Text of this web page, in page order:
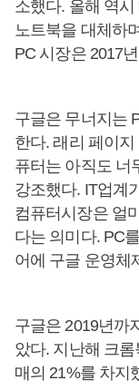
소했다. 올해 역
노트북을 대체하
PC 시장은 2017
구글은 무너지는
한다. 래리 페이지
퓨터는 아직도 너
강조했다. IT업계
컴퓨터시장은 얼
다는 의미다. PC
어에 구글 운영체
구글은 2019년까
았다. 지난해 크
매의 21%를 차지